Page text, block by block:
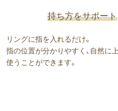
持ち方をサポート
リングに指を入れるだけ。
指の位置が分かりやすく、自然に
使うことができます。